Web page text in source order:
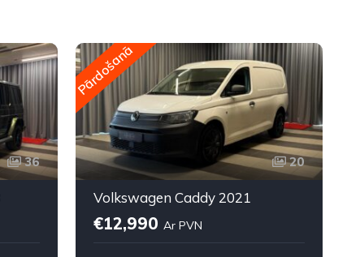
36
Pārdošanā
20
Volkswagen Caddy 2021
€12,990 Ar PVN